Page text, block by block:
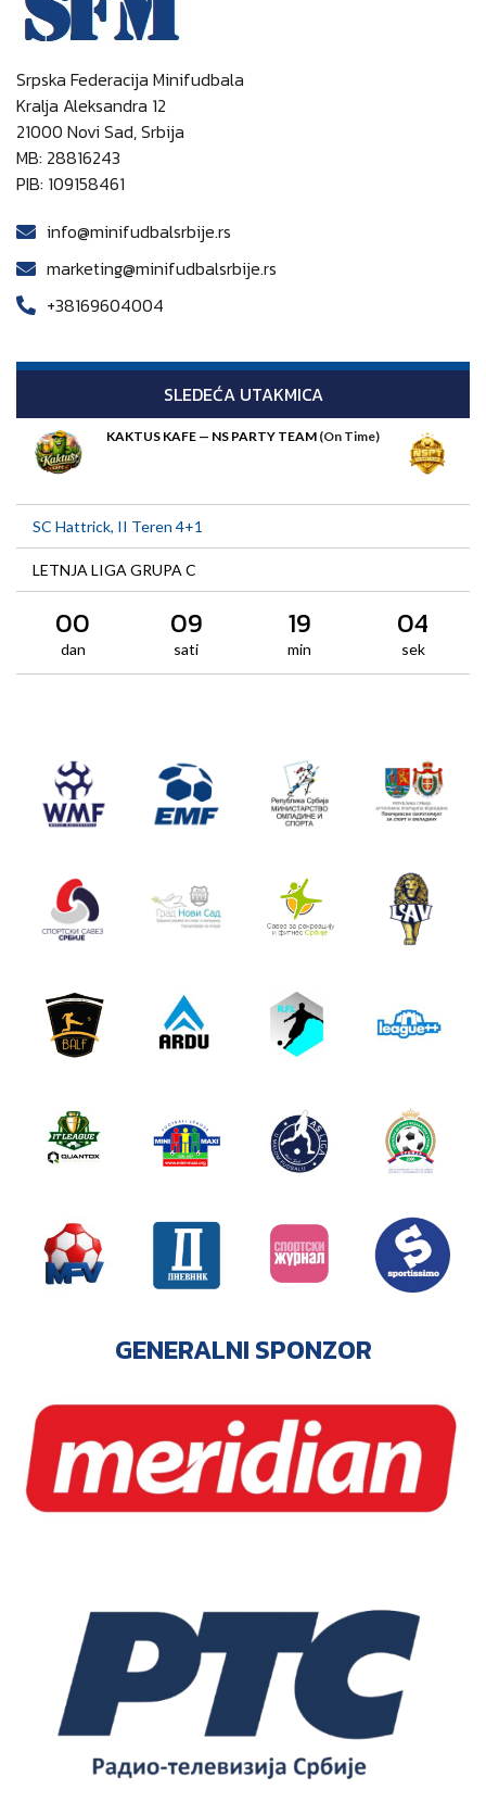
Srpska Federacija Minifudbala
Kralja Aleksandra 12
21000 Novi Sad, Srbija
MB: 28816243
PIB: 109158461
info@minifudbalsrbije.rs
marketing@minifudbalsrbije.rs
+38169604004
SLEDEĆA UTAKMICA
KAKTUS KAFE — NS PARTY TEAM (On Time)
SC Hattrick, II Teren 4+1
LETNJA LIGA GRUPA C
00
dan
09
sati
19
min
04
sek
GENERALNI SPONZOR